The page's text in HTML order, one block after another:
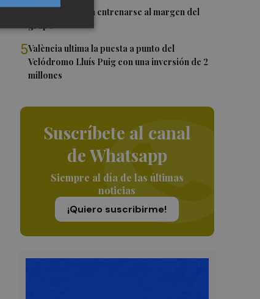
4 Almeida vuelve a entrenarse al margen del
grupo
5València ultima la puesta a punto del
Velódromo Lluís Puig con una inversión de 2
millones
Suscríbete al canal
de Whatsapp
Siempre al día de las últimas
noticias
¡Quiero suscribirme!